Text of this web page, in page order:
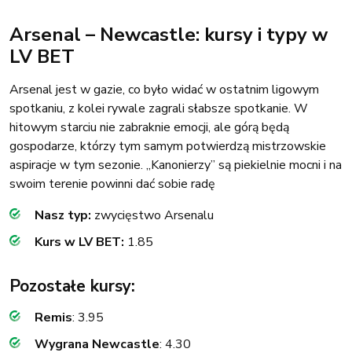
Arsenal – Newcastle: kursy i typy w
LV BET
Arsenal jest w gazie, co było widać w ostatnim ligowym
spotkaniu, z kolei rywale zagrali słabsze spotkanie. W
hitowym starciu nie zabraknie emocji, ale górą będą
gospodarze, którzy tym samym potwierdzą mistrzowskie
aspiracje w tym sezonie. „Kanonierzy” są piekielnie mocni i na
swoim terenie powinni dać sobie radę
Nasz typ: zwycięstwo Arsenalu
Kurs w LV BET: 1.85
Pozostałe kursy:
Remis: 3.95
Wygrana Newcastle: 4.30